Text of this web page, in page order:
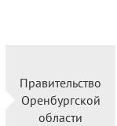
Правительство
Оренбургской
области